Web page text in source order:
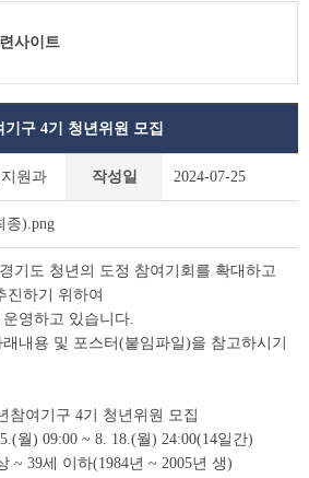
사이트
구 4기 청년위원 모집
원과 작성일 2024-07-25
종).png
기도 청년의 도정 참여기회를 확대하고
진하기 위하여
영하고 있습니다.
내용 및 포스터(붙임파일)을 참고하시기
참여기구 4기 청년위원 모집
월) 09:00 ~ 8. 18.(월) 24:00(14일간)
~ 39세 이하(1984년 ~ 2005년 생)